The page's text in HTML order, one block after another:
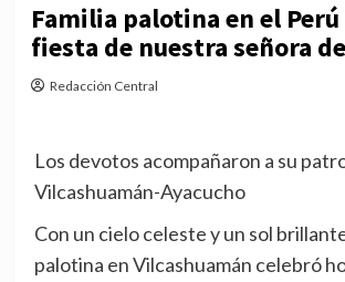
Familia palotina en el
fiesta de nuestra señora
Redacción Central
Los devotos acompañaron a su
Vilcashuamán-Ayacucho
Con un cielo celeste y un sol
palotina en Vilcashuamán celebró